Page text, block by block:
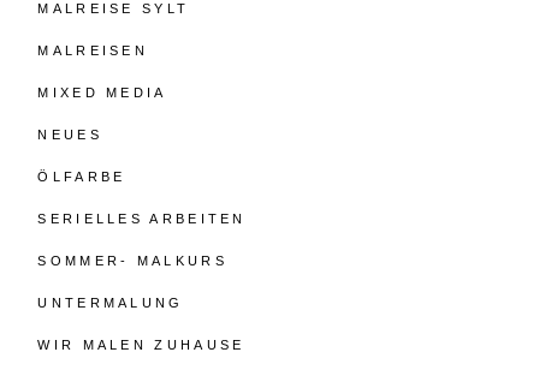
MALREISE SYLT
MALREISEN
MIXED MEDIA
NEUES
ÖLFARBE
SERIELLES ARBEITEN
SOMMER- MALKURS
UNTERMALUNG
WIR MALEN ZUHAUSE